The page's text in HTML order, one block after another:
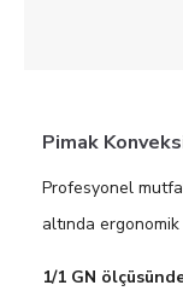
Pimak
Profesyonel
altında
1/1 GN